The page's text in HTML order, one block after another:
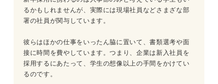
るかもしれませんが、実際には現場社員などさまざな部
署の社員が関与しています。
彼らはほかの仕事をいったん脇に置いて、書類選考や面
接に時間を費やしています。つまり、企業は新入社員を
採用するにあたって、学生の想像以上の手間をかけてい
るのです。